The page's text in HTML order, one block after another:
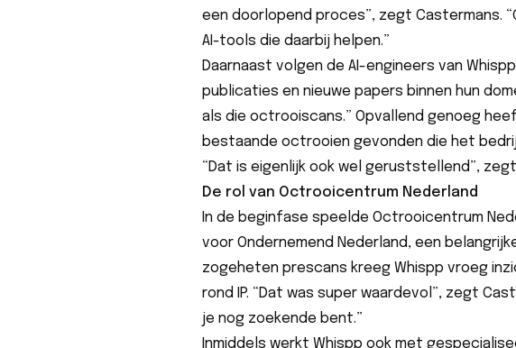
een doorlopend proces”, zegt Castermans.
AI-tools die daarbij helpen.”
Daarnaast volgen de AI-engineers van
publicaties en nieuwe papers binnen hun
als die octrooiscans.” Opvallend genoeg
bestaande octrooien gevonden die het
“Dat is eigenlijk ook wel geruststellend”,
De rol van Octrooicentrum Nederland
In de beginfase speelde Octrooicentrum
voor Ondernemend Nederland, een
zogeheten prescans kreeg Whispp vroeg
rond IP. “Dat was super waardevol”, zegt
je nog zoekende bent.”
Inmiddels werkt Whispp ook met